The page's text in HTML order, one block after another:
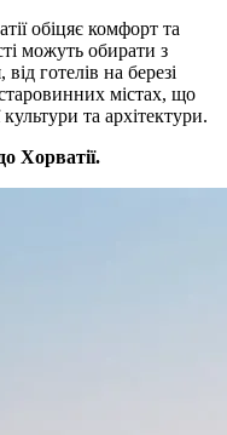
обіцяє комфорт та
можуть обирати з
готелів на березі
містах, що
та архітектури.
Хорватії.